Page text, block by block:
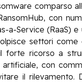
comparso
con
a-Service (RaaS)
settori
forte ricorso a
artificiale, con
il rilevamento.